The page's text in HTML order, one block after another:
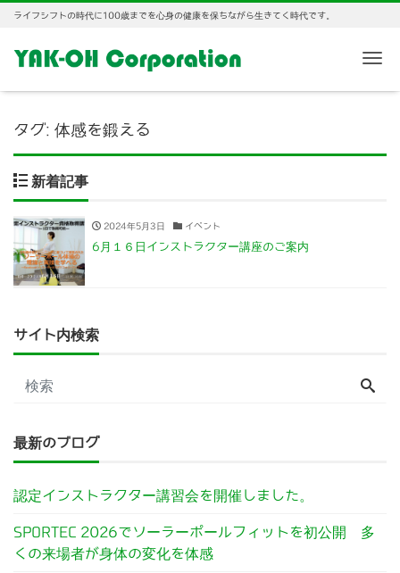
ライフシフトの時代に100歳までを心身の健康を保ちながら生きてく時代です。
タグ: 体感を鍛える
新着記事
2024年5月3日 イベント
6月１６日インストラクター講座のご案内
サイト内検索
最新のブログ
認定インストラクター講習会を開催しました。
SPORTEC 2026でソーラーポールフィットを初公開 多
くの来場者が身体の変化を体感